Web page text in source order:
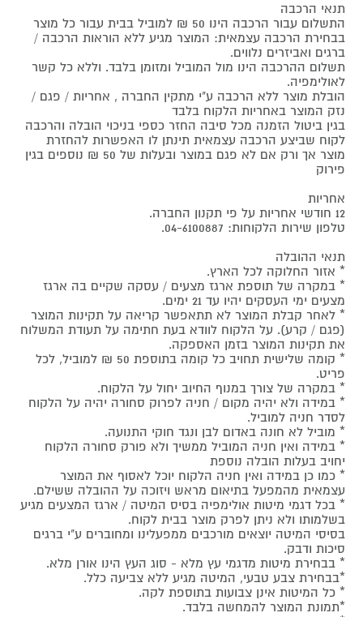
תנאי הרכבה
התשלום עבור הרכבה הינו 50 ₪ למוביל בבית עבור כל מוצר
בבחירת הרכבה עצמאית: המוצר מגיע ללא הוראות הרכבה /
ברגים ואביזרים נלווים.
תשלום ההרכבה הינו מול המוביל ומזומן בלבד. וללא כל קשר
לאולימפיה.
הובלת מוצר ללא הרכבה ע"י מתקין החברה , אחריות / פגם /
נזק המוצר באחריות הלקוח בלבד
בגין ביטול הזמנה מכל סיבה החזר כספי בניכוי הובלה והרכבה
לקוח שביצע הרכבה עצמאית תינתן לו האפשרות להחזרת
מוצר אך ורק אם לא פגם במוצר ובעלות של 50 ₪ נוספים בגין
פירוק
אחריות
12 חודשי אחריות על פי תקנון החברה.
טלפון שירות הלקוחות: 04-6100887.
תנאי ההובלה
* אזור החלוקה לכל הארץ.
* במקרה של תוספת ארגז מצעים / עסקה שקיים בה ארגז
מצעים ימי העסקים יהיו עד 21 ימים.
* לאחר קבלת המוצר לא תתאפשר קריאה על תקינות המוצר
(פגם / קרע). על הלקוח לוודא בעת חתימה על תעודת המשלוח
את תקינות המוצר בזמן האספקה.
* קומה שלישית תחויב כל קומה בתוספת 50 ₪ למוביל, לכל
פריט.
* במקרה של צורך במנוף החיוב יחול על הלקוח.
* במידה ולא יהיה מקום / חניה לפרוק סחורה יהיה על הלקוח
לסדר חניה למוביל.
* מוביל לא חונה באדום לבן ונגד חוקי התנועה.
* במידה ואין חניה המוביל ממשיך ולא פורק סחורה הלקוח
יחויב בעלות הובלה נוספת
* כמו כן במידה ואין חניה הלקוח יוכל לאסוף את המוצר
עצמאית מהמפעל בתיאום מראש ויזוכה על ההובלה ששילם.
* בכל דגמי מיטות אולימפיה בסיס המיטה / ארגז המצעים מגיע
בשלמותו ולא ניתן לפרק מוצר בבית לקוח.
בסיסי המיטה יוצאים מורכבים ממפעלינו ומחוברים ע"י ברגים
סיכות ודבק.
* בבחירת מיטות מדגמי עץ מלא - סוג העץ הינו אורן מלא.
*בבחירת צבע טבעי, המיטה מגיע ללא צביעה כלל.
* כל המיטות אינן צבועות בתוספת לקה.
*תמונת המוצר להמחשה בלבד.